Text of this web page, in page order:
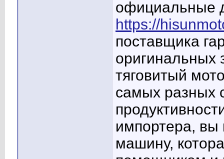
официальные
https://
поставщика
оригинальных
тяговитый
самых разных
импортера, вы
машину,